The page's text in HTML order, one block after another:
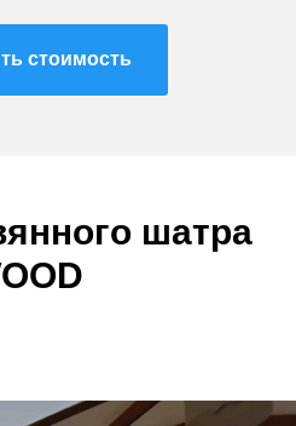
стоимость
шатра